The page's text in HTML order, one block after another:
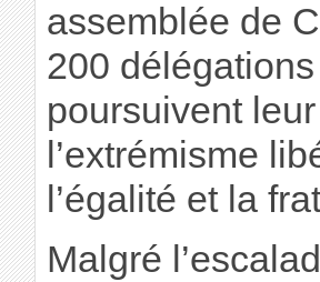
assemblée de
200
poursuivent
l’extrémisme
l’égalité et la
Malgré